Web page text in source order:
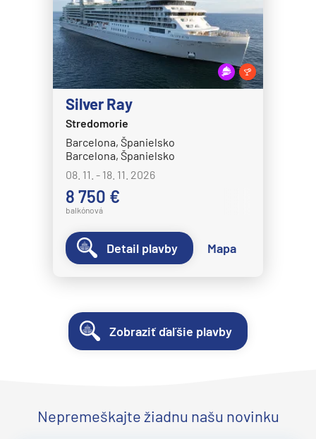
Silver Ray
Stredomorie
Barcelona, Španielsko
Barcelona, Španielsko
08. 11. - 18. 11. 2026
8 750 €
balkónová
Detail plavby Mapa
Zobraziť ďaľšie plavby
Nepremeškajte žiadnu našu novinku